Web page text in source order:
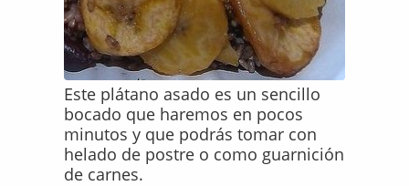
Este plátano asado es un sencillo
bocado que haremos en pocos
minutos y que podrás tomar con
helado de postre o como guarnición
de carnes.